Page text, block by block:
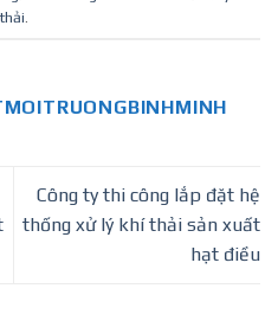
thải
Công ty thi công lắp đặt hệ
thống xử lý khí thải sản xuất
hạt điều